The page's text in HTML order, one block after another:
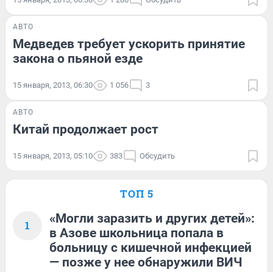
АВТО
Медведев требует ускорить принятие
закона о пьяной езде
15 января, 2013, 06:30 1 056 3
АВТО
Китай продолжает рост
15 января, 2013, 05:10 383 Обсудить
ТОП 5
1
«Могли заразить и других детей»:
в Азове школьница попала в
больницу с кишечной инфекцией
— позже у нее обнаружили ВИЧ